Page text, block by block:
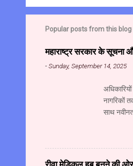
Popular posts from this blog
महाराष्ट्र सरकार के सूचना
-Sunday, September 14, 2025
नागरिकों
साथ
संस्थान
गोविंद
संचालक